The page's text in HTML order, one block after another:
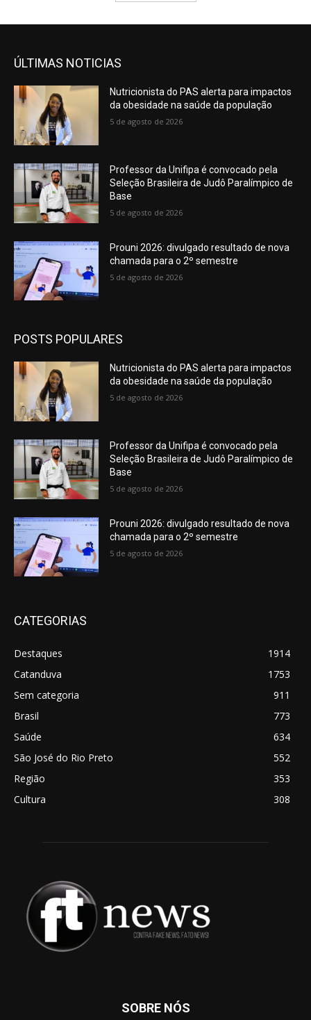
ÚLTIMAS NOTICIAS
Nutricionista do PAS alerta para impactos
da obesidade na saúde da população
5 de agosto de 2026
Professor da Unifipa é convocado pela
Seleção Brasileira de Judô Paralímpico de
Base
5 de agosto de 2026
Prouni 2026: divulgado resultado de nova
chamada para o 2º semestre
5 de agosto de 2026
POSTS POPULARES
Nutricionista do PAS alerta para impactos
da obesidade na saúde da população
5 de agosto de 2026
Professor da Unifipa é convocado pela
Seleção Brasileira de Judô Paralímpico de
Base
5 de agosto de 2026
Prouni 2026: divulgado resultado de nova
chamada para o 2º semestre
5 de agosto de 2026
CATEGORIAS
Destaques
1914
Catanduva
1753
Sem categoria
911
Brasil
773
Saúde
634
São José do Rio Preto
552
Região
353
Cultura
308
SOBRE NÓS